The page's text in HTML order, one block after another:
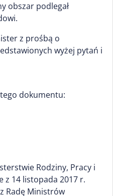
obszar podlegał
z prośbą o
wyżej pytań i
dokumentu:
Rodziny, Pracy i
z 14 listopada 2017 r.
Radę Ministrów